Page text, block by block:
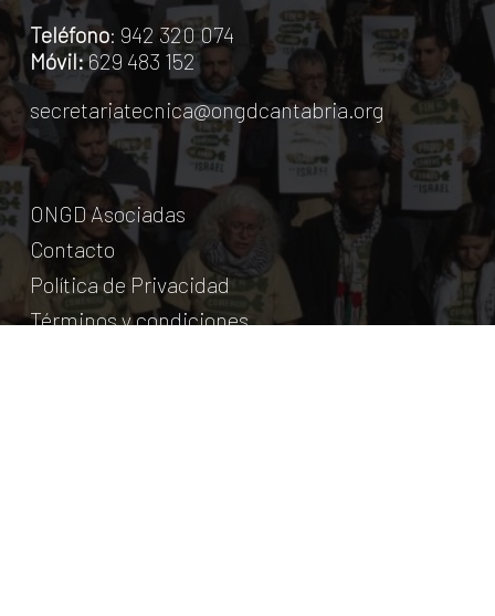
Teléfono: 942 320 074
Móvil:629 483 152
secretariatecnica@ongdcantabria.org
ONGD Asociadas
Contacto
Política de Privacidad
Términos y condiciones